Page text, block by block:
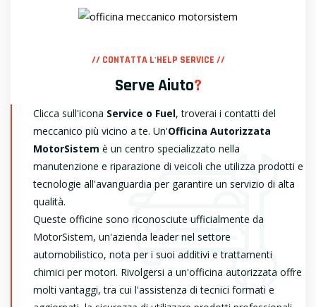
// CONTATTA L'HELP SERVICE //
Serve Aiuto?
Clicca sull'icona Service o Fuel, troverai i contatti del
meccanico più vicino a te. Un'Officina Autorizzata
MotorSistem è un centro specializzato nella
manutenzione e riparazione di veicoli che utilizza prodotti e
tecnologie all'avanguardia per garantire un servizio di alta
qualità.
Queste officine sono riconosciute ufficialmente da
MotorSistem, un'azienda leader nel settore
automobilistico, nota per i suoi additivi e trattamenti
chimici per motori. Rivolgersi a un'officina autorizzata offre
molti vantaggi, tra cui l'assistenza di tecnici formati e